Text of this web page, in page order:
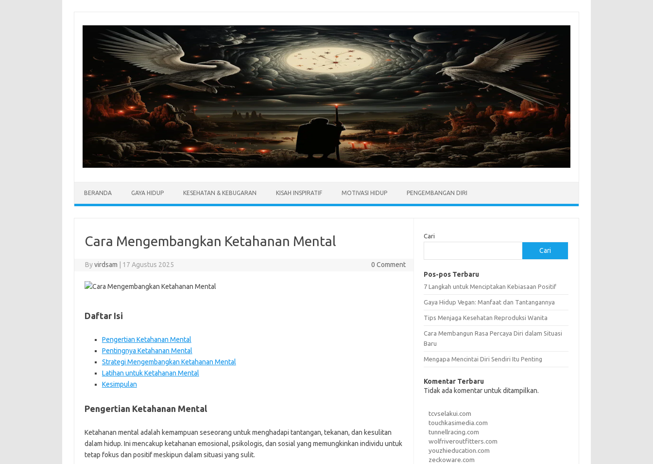
BERANDA GAYA HIDUP KESEHATAN & KEBUGARAN KISAH INSPIRATIF MOTIVASI HIDUP PENGEMBANGAN DIRI
Cara Mengembangkan Ketahanan Mental
Byvirdsam 17 Agustus 2025 0 Comment
Daftar Isi
Pengertian Ketahanan Mental
Pentingnya Ketahanan Mental
Strategi Mengembangkan Ketahanan Mental
Latihan untuk Ketahanan Mental
Kesimpulan
Pengertian Ketahanan Mental
Ketahanan mental adalah kemampuan seseorang untuk menghadapi tantangan, tekanan, dan kesulitan
dalam hidup. Ini mencakup ketahanan emosional, psikologis, dan sosial yang memungkinkan individu untuk
tetap fokus dan positif meskipun dalam situasi yang sulit.
Cari
Cari
Pos-pos Terbaru
7 Langkah untuk Menciptakan Kebiasaan Positif
Gaya Hidup Vegan: Manfaat dan Tantangannya
Tips Menjaga Kesehatan Reproduksi Wanita
Cara Membangun Rasa Percaya Diri dalam Situasi
Baru
Mengapa Mencintai Diri Sendiri Itu Penting
Komentar Terbaru
Tidak ada komentar untuk ditampilkan.
tcvselakui.com
touchkasimedia.com
tunnellracing.com
wolfriveroutfitters.com
youzhieducation.com
zeckoware.com